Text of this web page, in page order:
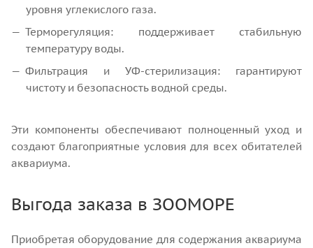
уровня углекислого газа.
Терморегуляция: поддерживает стабильную
температуру воды.
Фильтрация и УФ-стерилизация: гарантируют
чистоту и безопасность водной среды.
Эти компоненты обеспечивают полноценный уход и
создают благоприятные условия для всех обитателей
аквариума.
Выгода заказа в ЗООМОРЕ
Приобретая оборудование для содержания аквариума